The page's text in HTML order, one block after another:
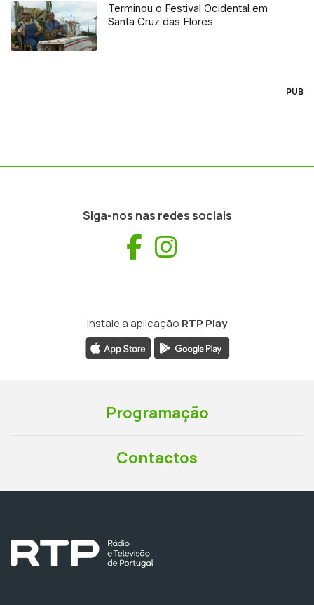
Terminou o Festival Ocidental em
Santa Cruz das Flores
PUB
Siga-nos nas redes sociais
Facebook
Instale a aplicação RTP Play
Programação
Contactos